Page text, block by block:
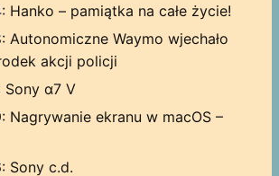
Hanko – pamiątka na całe życie!
Autonomiczne Waymo wjechało
akcji policji
Sony α7 V
Nagrywanie ekranu w macOS –
Sony c.d.